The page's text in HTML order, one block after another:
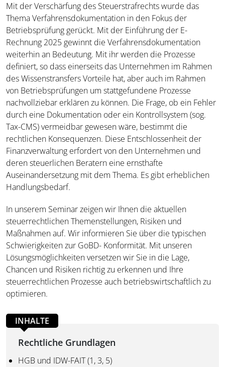
Mit der Verschärfung des Steuerstrafrechts wurde das
Thema Verfahrensdokumentation in den Fokus der
Betriebsprüfung gerückt. Mit der Einführung der E-
Rechnung 2025 gewinnt die Verfahrensdokumentation
weiterhin an Bedeutung. Mit ihr werden die Prozesse
definiert, so dass einerseits das Unternehmen im Rahmen
des Wissenstransfers Vorteile hat, aber auch im Rahmen
von Betriebsprüfungen um stattgefundene Prozesse
nachvollziebar erklären zu können. Die Frage, ob ein Fehler
durch eine Dokumentation oder ein Kontrollsystem (sog.
Tax-CMS) vermeidbar gewesen wäre, bestimmt die
rechtlichen Konsequenzen. Diese Entschlossenheit der
Finanzverwaltung erfordert von den Unternehmen und
deren steuerlichen Beratern eine ernsthafte
Auseinandersetzung mit dem Thema. Es gibt erheblichen
Handlungsbedarf.
In unserem Seminar zeigen wir Ihnen die aktuellen
steuerrechtlichen Themenstellungen, Risiken und
Maßnahmen auf. Wir informieren Sie über die typischen
Schwierigkeiten zur GoBD- Konformität. Mit unseren
Lösungsmöglichkeiten versetzen wir Sie in die Lage,
Chancen und Risiken richtig zu erkennen und Ihre
steuerrechtlichen Prozesse auch betriebswirtschaftlich zu
optimieren.
INHALTE
Rechtliche Grundlagen
HGB und IDW-FAIT (1, 3, 5)